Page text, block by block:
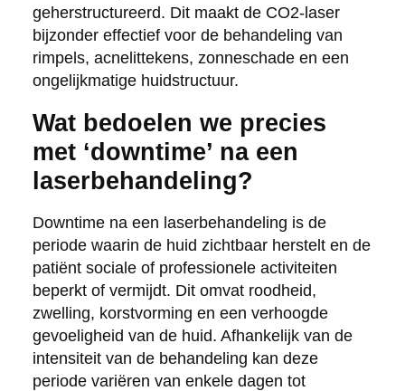
geherstructureerd. Dit maakt de CO2-laser
bijzonder effectief voor de behandeling van
rimpels, acnelittekens, zonneschade en een
ongelijkmatige huidstructuur.
Wat bedoelen we precies
met ‘downtime’ na een
laserbehandeling?
Downtime na een laserbehandeling is de
periode waarin de huid zichtbaar herstelt en de
patiënt sociale of professionele activiteiten
beperkt of vermijdt. Dit omvat roodheid,
zwelling, korstvorming en een verhoogde
gevoeligheid van de huid. Afhankelijk van de
intensiteit van de behandeling kan deze
periode variëren van enkele dagen tot